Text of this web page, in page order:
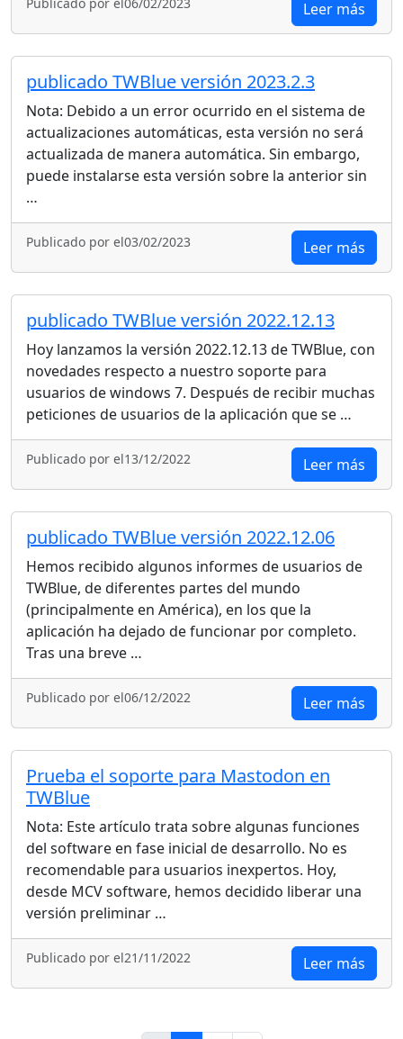
Leer más
publicado TWBlue versión 2023.2.3
Nota: Debido a un error ocurrido en el sistema de
actualizaciones automáticas, esta versión no será
actualizada de manera automática. Sin embargo,
puede instalarse esta versión sobre la anterior sin
…
Publicado por el03/02/2023 Leer más
publicado TWBlue versión 2022.12.13
Hoy lanzamos la versión 2022.12.13 de TWBlue, con
novedades respecto a nuestro soporte para
usuarios de windows 7. Después de recibir muchas
peticiones de usuarios de la aplicación que se …
Publicado por el13/12/2022 Leer más
publicado TWBlue versión 2022.12.06
Hemos recibido algunos informes de usuarios de
TWBlue, de diferentes partes del mundo
(principalmente en América), en los que la
aplicación ha dejado de funcionar por completo.
Tras una breve …
Publicado por el06/12/2022 Leer más
Prueba el soporte para Mastodon en
TWBlue
Nota: Este artículo trata sobre algunas funciones
del software en fase inicial de desarrollo. No es
recomendable para usuarios inexpertos. Hoy,
desde MCV software, hemos decidido liberar una
versión preliminar …
Publicado por el21/11/2022 Leer más